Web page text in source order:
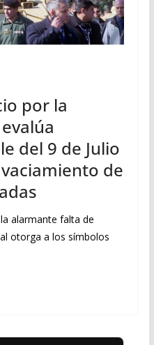
por la
del 9 de Julio
de
alarmante falta de
otorga a los símbolos